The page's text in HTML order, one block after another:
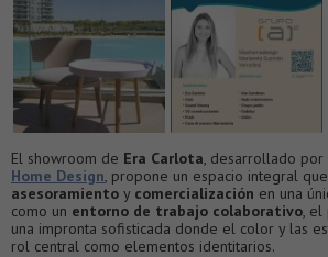
El showroom de Era Carlota, desarrollado por
Home Design, propone un espacio integral
asesoramiento y comercialización en una
como un entorno de trabajo colaborativo, el
una impronta sofisticada donde el color y las
rol central como elementos identitarios.